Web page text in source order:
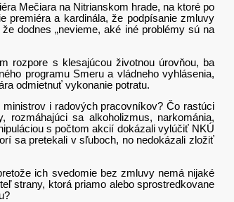
Mečiara na Nitrianskom hrade, na ktoré po
premiéra a kardinála, že podpísanie zmluvy
dodnes „nevieme, aké iné problémy sú na
s klesajúcou životnou úrovňou, ba
programu Smeru a vládneho vyhlásenia,
odmietnuť vykonanie potratu.
i radových pracovníkov? Čo rastúci
rozmáhajúci sa alkoholizmus, narkománia,
s počtom akcií dokázali vylúčiť NKÚ
sa pretekali v sľuboch, no nedokázali zložiť
ich svedomie bez zmluvy nemá nijaké
strany, ktorá priamo alebo sprostredkovane